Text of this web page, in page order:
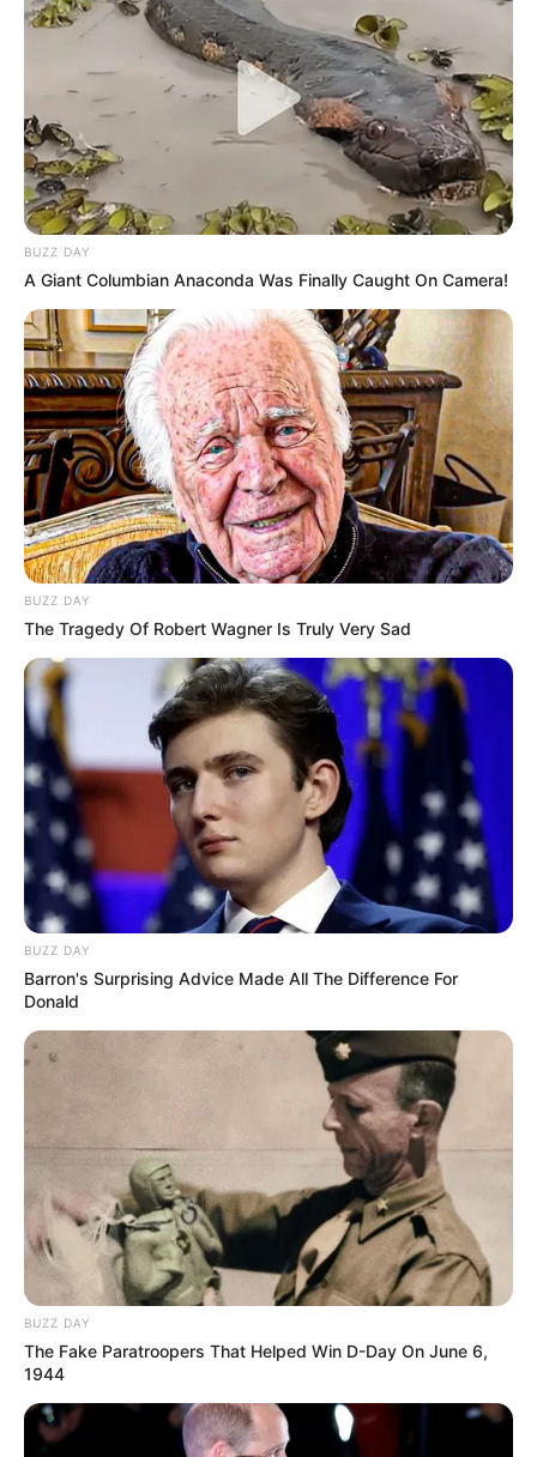
BUZZ DAY
A Giant Columbian Anaconda Was Finally Caught On Camera!
BUZZ DAY
The Tragedy Of Robert Wagner Is Truly Very Sad
BUZZ DAY
Barron's Surprising Advice Made All The Difference For
Donald
BUZZ DAY
The Fake Paratroopers That Helped Win D-Day On June 6,
1944